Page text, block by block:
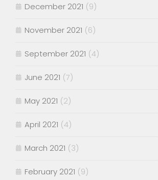
December 2021 (9)
November 2021 (6)
September 2021 (4)
June 2021 (7)
May 2021 (2)
April 2021 (4)
March 2021 (3)
February 2021 (9)